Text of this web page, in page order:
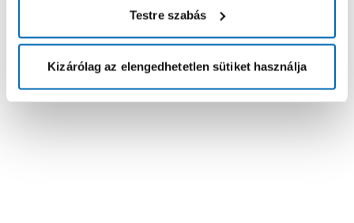
Testre szabás
Kizárólag az elengedhetetlen sütiket használja